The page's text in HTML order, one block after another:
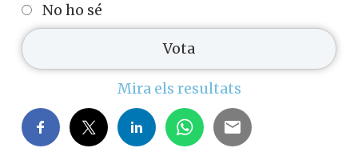
No ho sé
Mira els resultats